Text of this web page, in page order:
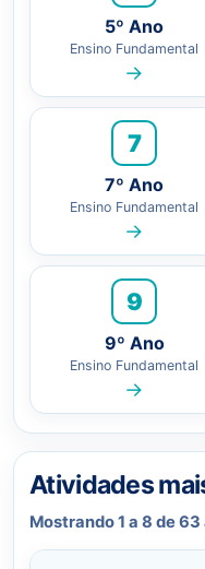
5º Ano
Ensino Fundamental
→
7
7º Ano
Ensino Fundamental
→
9
9º Ano
Ensino Fundamental
→
Atividades
Mostrando 1 a 8 de